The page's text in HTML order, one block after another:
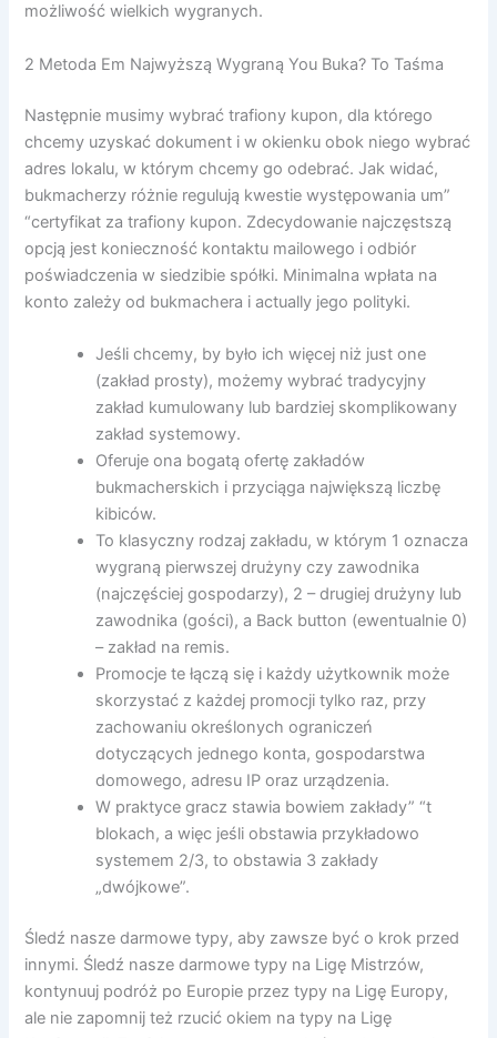
możliwość wielkich wygranych.
2 Metoda Em Najwyższą Wygraną You Buka? To Taśma
Następnie musimy wybrać trafiony kupon, dla którego
chcemy uzyskać dokument i w okienku obok niego wybrać
adres lokalu, w którym chcemy go odebrać. Jak widać,
bukmacherzy różnie regulują kwestie występowania um”
“certyfikat za trafiony kupon. Zdecydowanie najczęstszą
opcją jest konieczność kontaktu mailowego i odbiór
poświadczenia w siedzibie spółki. Minimalna wpłata na
konto zależy od bukmachera i actually jego polityki.
Jeśli chcemy, by było ich więcej niż just one
(zakład prosty), możemy wybrać tradycyjny
zakład kumulowany lub bardziej skomplikowany
zakład systemowy.
Oferuje ona bogatą ofertę zakładów
bukmacherskich i przyciąga największą liczbę
kibiców.
To klasyczny rodzaj zakładu, w którym 1 oznacza
wygraną pierwszej drużyny czy zawodnika
(najczęściej gospodarzy), 2 – drugiej drużyny lub
zawodnika (gości), a Back button (ewentualnie 0)
– zakład na remis.
Promocje te łączą się i każdy użytkownik może
skorzystać z każdej promocji tylko raz, przy
zachowaniu określonych ograniczeń
dotyczących jednego konta, gospodarstwa
domowego, adresu IP oraz urządzenia.
W praktyce gracz stawia bowiem zakłady” “t
blokach, a więc jeśli obstawia przykładowo
systemem 2/3, to obstawia 3 zakłady
„dwójkowe”.
Śledź nasze darmowe typy, aby zawsze być o krok przed
innymi. Śledź nasze darmowe typy na Ligę Mistrzów,
kontynuuj podróż po Europie przez typy na Ligę Europy,
ale nie zapomnij też rzucić okiem na typy na Ligę